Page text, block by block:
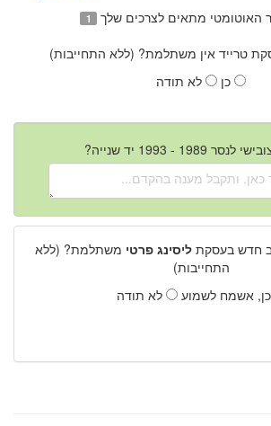
האוטומטי מתאים לצרכים שלך
1
טרייד אין משתלמת? (ללא התחייבות)
כן
לא תודה
- 1993 יד שנייה?
חדש בעסקת ליסינג פרטי משתלמת? (ללא
התחייבות)
כן, אשמח לשמוע
לא תודה